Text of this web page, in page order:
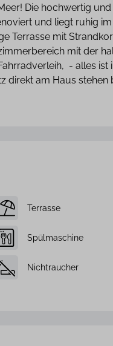
Die hochwertig
und liegt ruhig im
Terrasse mit
mit der
- alles ist
direkt am Haus stehen
Terrasse
Spülmaschine
Nichtraucher